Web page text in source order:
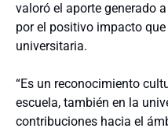
valoró el aporte generado
por el positivo impacto
universitaria.
“Es un reconocimiento
escuela, también en la
contribuciones hacia el